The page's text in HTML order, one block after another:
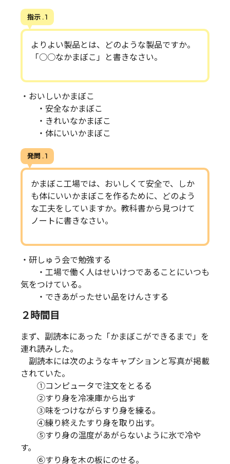
指示 . 1
よりよい製品とは、どのような製品ですか。
「○○なかまぼこ」と書きなさい。
・おいしいかまぼこ
・安全なかまぼこ
・きれいなかまぼこ
・体にいいかまぼこ
発問 . 1
かまぼこ工場では、おいしくて安全で、しか
も体にいいかまぼこを作るために、どのよう
な工夫をしていますか。教科書から見つけて
ノートに書きなさい。
・研しゅう会で勉強する
・工場で働く人はせいけつであることにいつも
気をつけている。
・できあがったせい品をけんさする
２時間目
まず、副読本にあった「かまぼこができるまで」を
連れ読みした。
副読本には次のようなキャプションと写真が掲載
されていた。
①コンピュータで注文をとるる
②すり身を冷凍庫から出す
③味をつけながらすり身を練る。
④練り終えたすり身を取り出す。
⑤すり身の温度があがらないように氷で冷や
す。
⑥すり身を木の板にのせる。